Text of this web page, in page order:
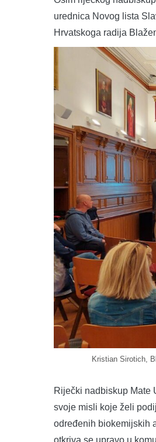
urednica Novog lista
Hrvatskoga radija
Kristian Sirotich,
Riječki nadbiskup Mate
svoje misli koje želi
određenih biokemijskih
otkriva se upravo u